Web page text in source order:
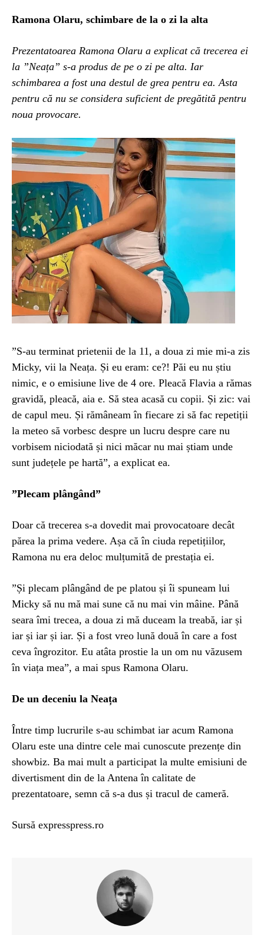
Ramona Olaru, schimbare de la o zi la alta
Prezentatoarea Ramona Olaru a explicat că trecerea ei
la ”Neața” s-a produs de pe o zi pe alta. Iar
schimbarea a fost una destul de grea pentru ea. Asta
pentru că nu se considera suficient de pregătită pentru
noua provocare.
”S-au terminat prietenii de la 11, a doua zi mie mi-a zis
Micky, vii la Neața. Și eu eram: ce?! Păi eu nu știu
nimic, e o emisiune live de 4 ore. Pleacă Flavia a rămas
gravidă, pleacă, aia e. Să stea acasă cu copii. Și zic: vai
de capul meu. Și rămâneam în fiecare zi să fac repetiții
la meteo să vorbesc despre un lucru despre care nu
vorbisem niciodată și nici măcar nu mai știam unde
sunt județele pe hartă”, a explicat ea.
”Plecam plângând”
Doar că trecerea s-a dovedit mai provocatoare decât
părea la prima vedere. Așa că în ciuda repetițiilor,
Ramona nu era deloc mulțumită de prestația ei.
”Și plecam plângând de pe platou și îi spuneam lui
Micky să nu mă mai sune că nu mai vin mâine. Până
seara îmi trecea, a doua zi mă duceam la treabă, iar și
iar și iar și iar. Și a fost vreo lună două în care a fost
ceva îngrozitor. Eu atâta prostie la un om nu văzusem
în viața mea”, a mai spus Ramona Olaru.
De un deceniu la Neața
Între timp lucrurile s-au schimbat iar acum Ramona
Olaru este una dintre cele mai cunoscute prezențe din
showbiz. Ba mai mult a participat la multe emisiuni de
divertisment din de la Antena în calitate de
prezentatoare, semn că s-a dus și tracul de cameră.
Sursă expresspress.ro